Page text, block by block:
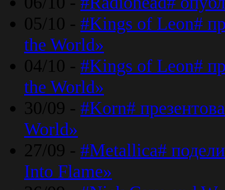
05/10 - #Kings of Leon#
the World»
04/10 - #Kings of Leon#
the World»
30/09 - #Korn#
World»
27/09 - #Metallica#
Into Flame»